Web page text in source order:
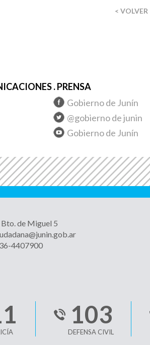
< VOLVER
. PRENSA
Gobierno de Junín
@gobierno de junin
Gobierno de Junín
de Miguel 5
4407900
103
DEFENSA CIVIL